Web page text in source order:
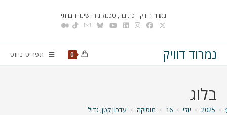
נמרוד דוויק - כתיבה, טכנולוגיה ושינוי חברתי
נמרוד דוויק 0 תפריט ניווט
בלוג
>
2025
> יולי >
16
> מוסיקה > עדכון קטן, גדול